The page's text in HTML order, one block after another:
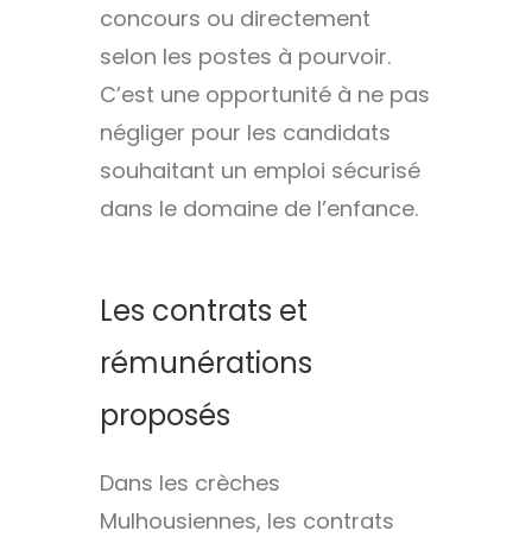
concours ou directement
selon les postes à pourvoir.
C’est une opportunité à ne pas
négliger pour les candidats
souhaitant un emploi sécurisé
dans le domaine de l’enfance.
Les contrats et
rémunérations
proposés
Dans les crèches
Mulhousiennes, les contrats